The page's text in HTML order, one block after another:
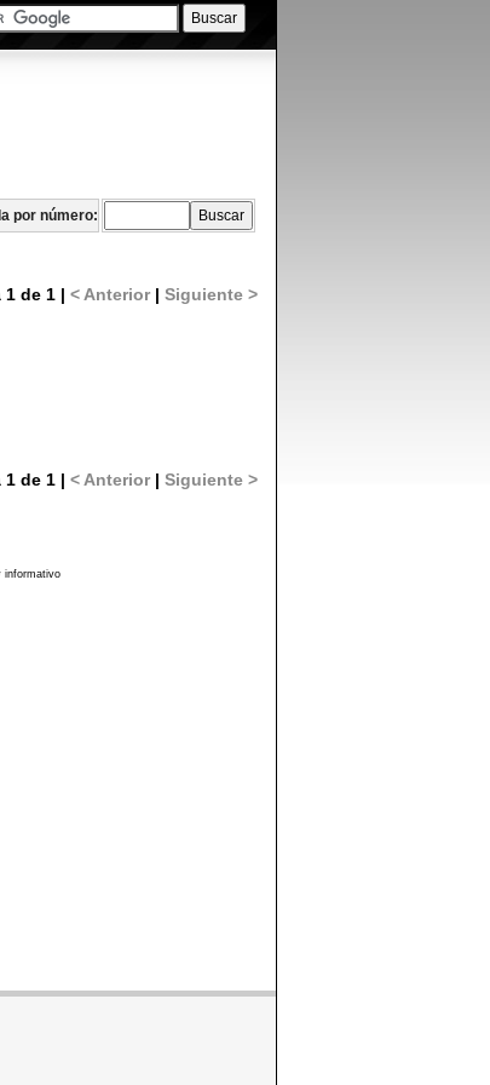
por número:
1 de 1 |< Anterior|Siguiente >
1 de 1 |< Anterior|Siguiente >
informativo